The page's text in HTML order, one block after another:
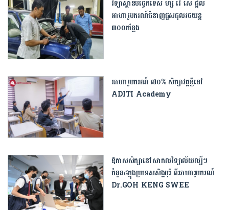
វិទ្យាស្ថានបច្ចេកទេស ហ្សឺ វ៉េ សេ ផ្តល់
អាហារូបករណ៍ជំនាញជួសជុលរថយន្ត
៣០០កន្លែង
អាហារូបករណ៍ ៧០% សិក្សាវគ្គខ្លីនៅ
ADITI Academy
ឱកាសសិក្សានៅសាកលវិទ្យាល័យល្បីៗ
ចំនួន៤ក្នុង​ប្រទេស​សិង្ហបុរី ពីអាហារូបករណ៍
Dr.GOH KENG SWEE